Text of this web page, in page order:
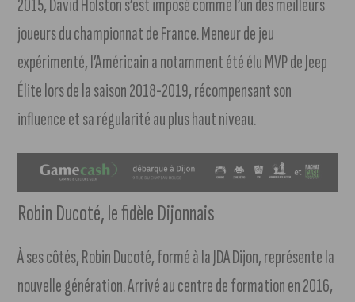
2015, David Holston s’est imposé comme l’un des meilleurs
joueurs du championnat de France. Meneur de jeu
expérimenté, l’Américain a notamment été élu MVP de Jeep
Élite lors de la saison 2018-2019, récompensant son
influence et sa régularité au plus haut niveau.
Robin Ducoté, le fidèle Dijonnais
À ses côtés, Robin Ducoté, formé à la JDA Dijon, représente la
nouvelle génération. Arrivé au centre de formation en 2016,